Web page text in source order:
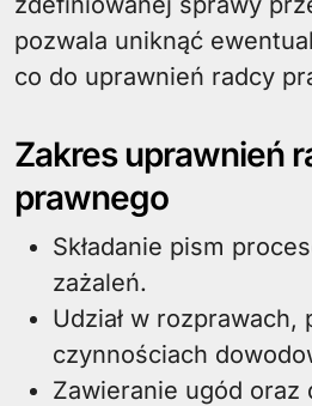
pozwala uniknąć
co do uprawnień radcy
Zakres uprawnień
prawnego
Składanie pism
zażaleń.
Udział w rozprawach,
czynnościach
Zawieranie ugód oraz